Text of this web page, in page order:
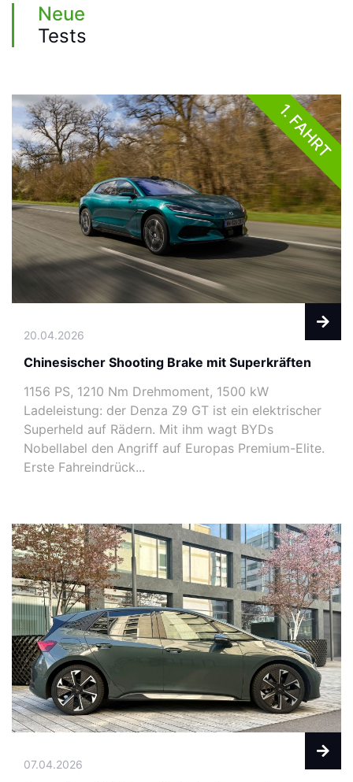
Neue
Tests
1. FAHRT
20.04.2026
Chinesischer Shooting Brake mit Superkräften
1156 PS, 1210 Nm Drehmoment, 1500 kW
Ladeleistung: der Denza Z9 GT ist ein elektrischer
Superheld auf Rädern. Mit ihm wagt BYDs
Nobellabel den Angriff auf Europas Premium-Elite.
Erste Fahreindrück...
07.04.2026